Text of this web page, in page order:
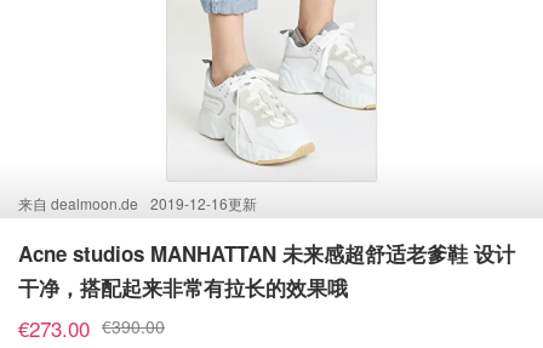
来自 dealmoon.de 2019-12-16更新
Acne studios MANHATTAN 未来感超舒适老爹鞋 设计
干净，搭配起来非常有拉长的效果哦
€273.00 €390.00